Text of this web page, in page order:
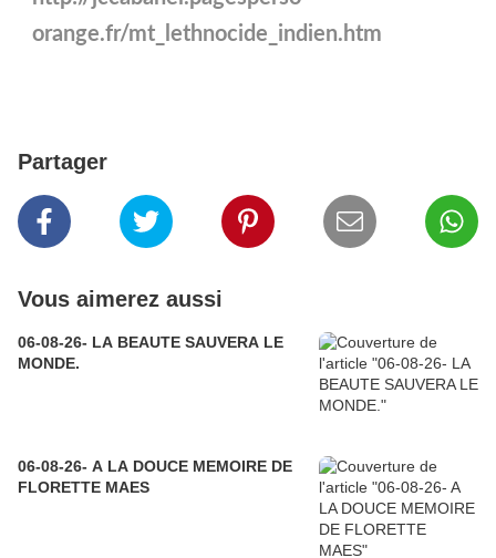
orange.fr/mt_lethnocide_indien.htm
Partager
Vous aimerez aussi
06-08-26- LA BEAUTE SAUVERA LE
MONDE.
06-08-26- A LA DOUCE MEMOIRE DE
FLORETTE MAES